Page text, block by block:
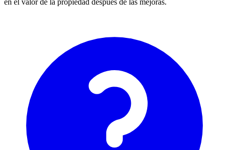
en el valor de la propiedad después de las mejoras.